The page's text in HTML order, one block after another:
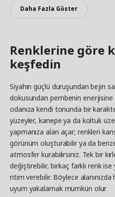
Daha Fazla Göster
Renklerine göre
keşfedin
Siyahın güçlü duruşundan bejin
dokusundan pembenin
odanıza kendi tonunda bir
yüzeyler, kanepe ya da koltuk
yapmanıza alan açar; renkleri
görünüm oluşturabilir ya da
atmosfer kurabilirsiniz. Tek bir
değiştirebilir, birkaç farklı renk ise
ritim verebilir. Böylece
uyum yakalamak mümkün olur.